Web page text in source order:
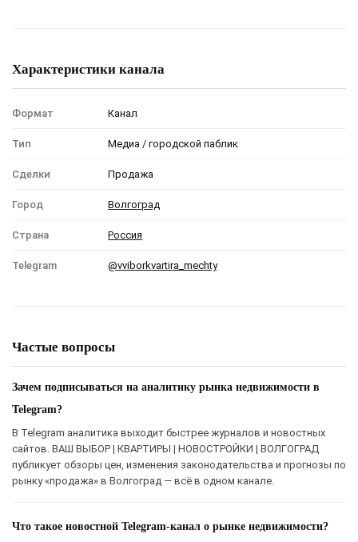
Характеристики канала
Формат Канал
Тип Медиа / городской паблик
Сделки Продажа
Город Волгоград
Страна Россия
Telegram @vviborkvartira_mechty
Частые вопросы
Зачем подписываться на аналитику рынка недвижимости в
Telegram?
В Telegram аналитика выходит быстрее журналов и новостных
сайтов. ВАШ ВЫБОР | КВАРТИРЫ | НОВОСТРОЙКИ | ВОЛГОГРАД
публикует обзоры цен, изменения законодательства и прогнозы по
рынку «продажа» в Волгоград — всё в одном канале.
Что такое новостной Telegram-канал о рынке недвижимости?